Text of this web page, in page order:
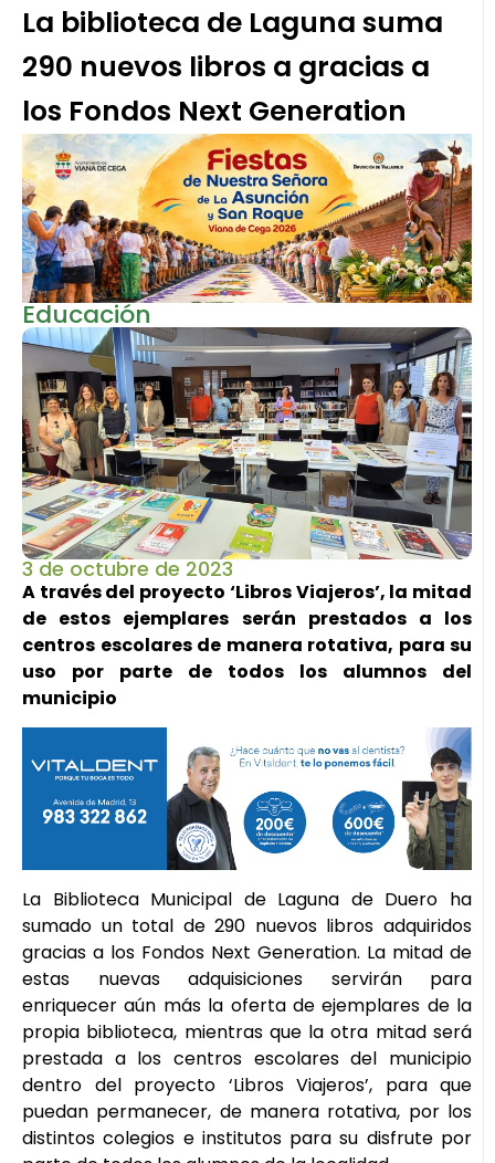
La biblioteca de Laguna suma
290 nuevos libros a gracias a
los Fondos Next Generation
Educación
3 de octubre de 2023
A través del proyecto ‘Libros Viajeros’, la mitad
de estos ejemplares serán prestados a los
centros escolares de manera rotativa, para su
uso por parte de todos los alumnos del
municipio
La Biblioteca Municipal de Laguna de Duero ha
sumado un total de 290 nuevos libros adquiridos
gracias a los Fondos Next Generation. La mitad de
estas nuevas adquisiciones servirán para
enriquecer aún más la oferta de ejemplares de la
propia biblioteca, mientras que la otra mitad será
prestada a los centros escolares del municipio
dentro del proyecto ‘Libros Viajeros’, para que
puedan permanecer, de manera rotativa, por los
distintos colegios e institutos para su disfrute por